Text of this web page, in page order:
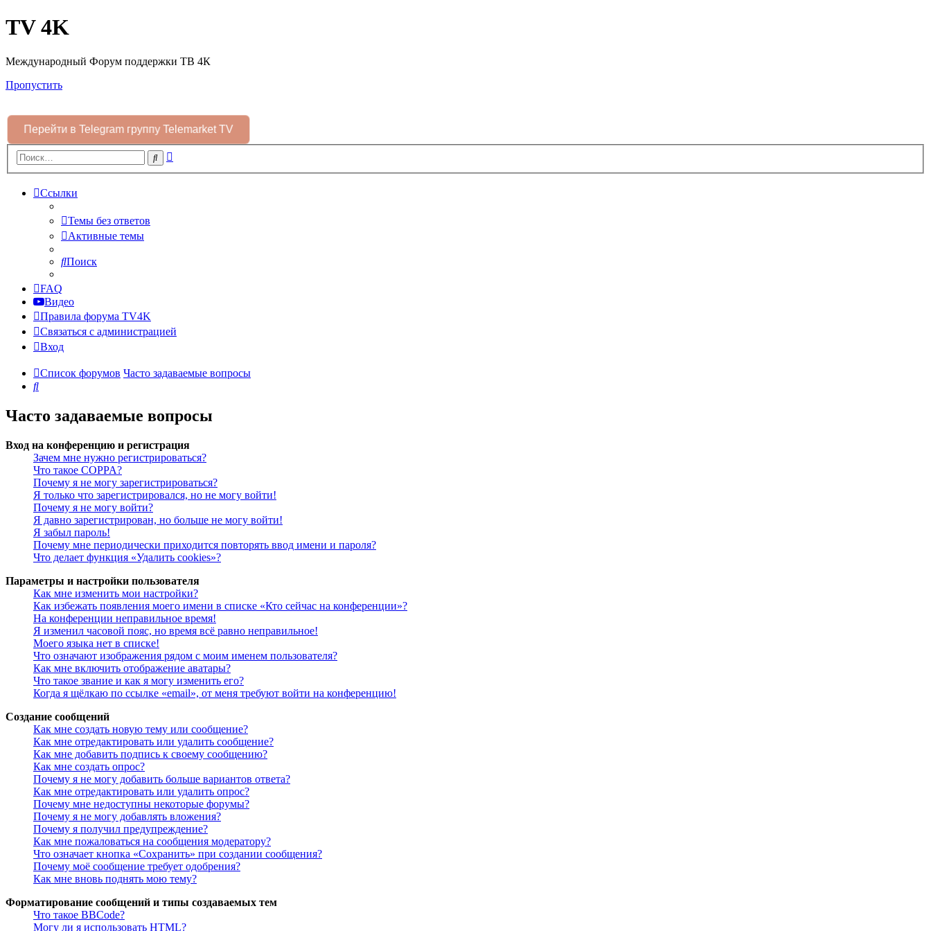
TV 4K
Международный Форум поддержки ТВ 4К
Пропустить
Перейти в Telegram группу Telemarket TV
Поиск
Ссылки
Темы без ответов
Активные темы
Поиск
FAQ
Видео
Правила форума TV4K
Связаться с администрацией
Вход
Список форумов Часто задаваемые вопросы
Поиск
Часто задаваемые вопросы
Вход на конференцию и регистрация
Зачем мне нужно регистрироваться?
Что такое COPPA?
Почему я не могу зарегистрироваться?
Я только что зарегистрировался, но не могу войти!
Почему я не могу войти?
Я давно зарегистрирован, но больше не могу войти!
Я забыл пароль!
Почему мне периодически приходится повторять ввод имени и пароля?
Что делает функция «Удалить cookies»?
Параметры и настройки пользователя
Как мне изменить мои настройки?
Как избежать появления моего имени в списке «Кто сейчас на конференции»?
На конференции неправильное время!
Я изменил часовой пояс, но время всё равно неправильное!
Моего языка нет в списке!
Что означают изображения рядом с моим именем пользователя?
Как мне включить отображение аватары?
Что такое звание и как я могу изменить его?
Когда я щёлкаю по ссылке «email», от меня требуют войти на конференцию!
Создание сообщений
Как мне создать новую тему или сообщение?
Как мне отредактировать или удалить сообщение?
Как мне добавить подпись к своему сообщению?
Как мне создать опрос?
Почему я не могу добавить больше вариантов ответа?
Как мне отредактировать или удалить опрос?
Почему мне недоступны некоторые форумы?
Почему я не могу добавлять вложения?
Почему я получил предупреждение?
Как мне пожаловаться на сообщения модератору?
Что означает кнопка «Сохранить» при создании сообщения?
Почему моё сообщение требует одобрения?
Как мне вновь поднять мою тему?
Форматирование сообщений и типы создаваемых тем
Что такое BBCode?
Могу ли я использовать HTML?